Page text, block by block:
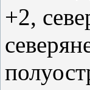
+2,